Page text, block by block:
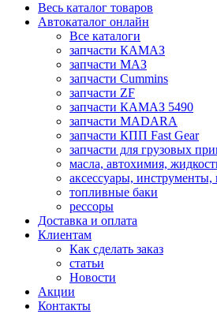
Весь каталог товаров
Автокаталог онлайн
Все каталоги
запчасти КАМАЗ
запчасти МАЗ
запчасти Cummins
запчасти ZF
запчасти КАМАЗ 5490
запчасти MADARA
запчасти КПП Fast Gear
запчасти для грузовых
масла, автохимия,
аксессуары,
топливные баки
рессоры
Доставка и оплата
Клиентам
Как сделать заказ
статьи
Новости
Акции
Контакты